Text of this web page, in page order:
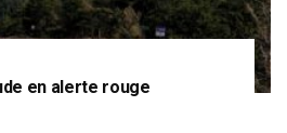
en alerte rouge